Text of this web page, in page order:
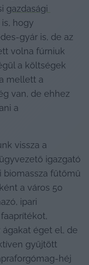
gazdasági
hogy
gyár is, de az
volna fúrniuk
a költségek
mellett a
van, de ehhez
a
vissza a
igazgató
fűtőmű
a város 50
ipari
éget el, de
gyűjtött
héj